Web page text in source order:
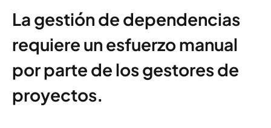
La gestión de dependencias
requiere un esfuerzo manual
por parte de los gestores de
proyectos.